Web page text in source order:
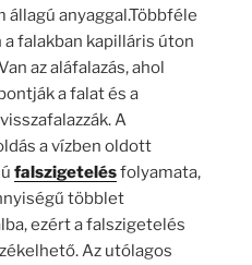
anyaggal.Többféle
falakban kapilláris úton
az aláfalazás, ahol
a falat és a
A
a vízben oldott
falszigetelésfolyamata,
többlet
ezért a falszigetelés
Az utólagos